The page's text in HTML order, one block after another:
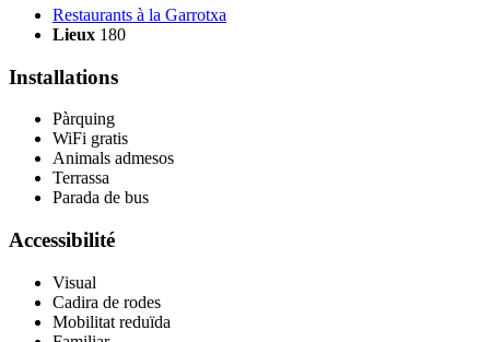
Restaurants à la Garrotxa
Lieux 180
Installations
Pàrquing
WiFi gratis
Animals admesos
Terrassa
Parada de bus
Accessibilité
Visual
Cadira de rodes
Mobilitat reduïda